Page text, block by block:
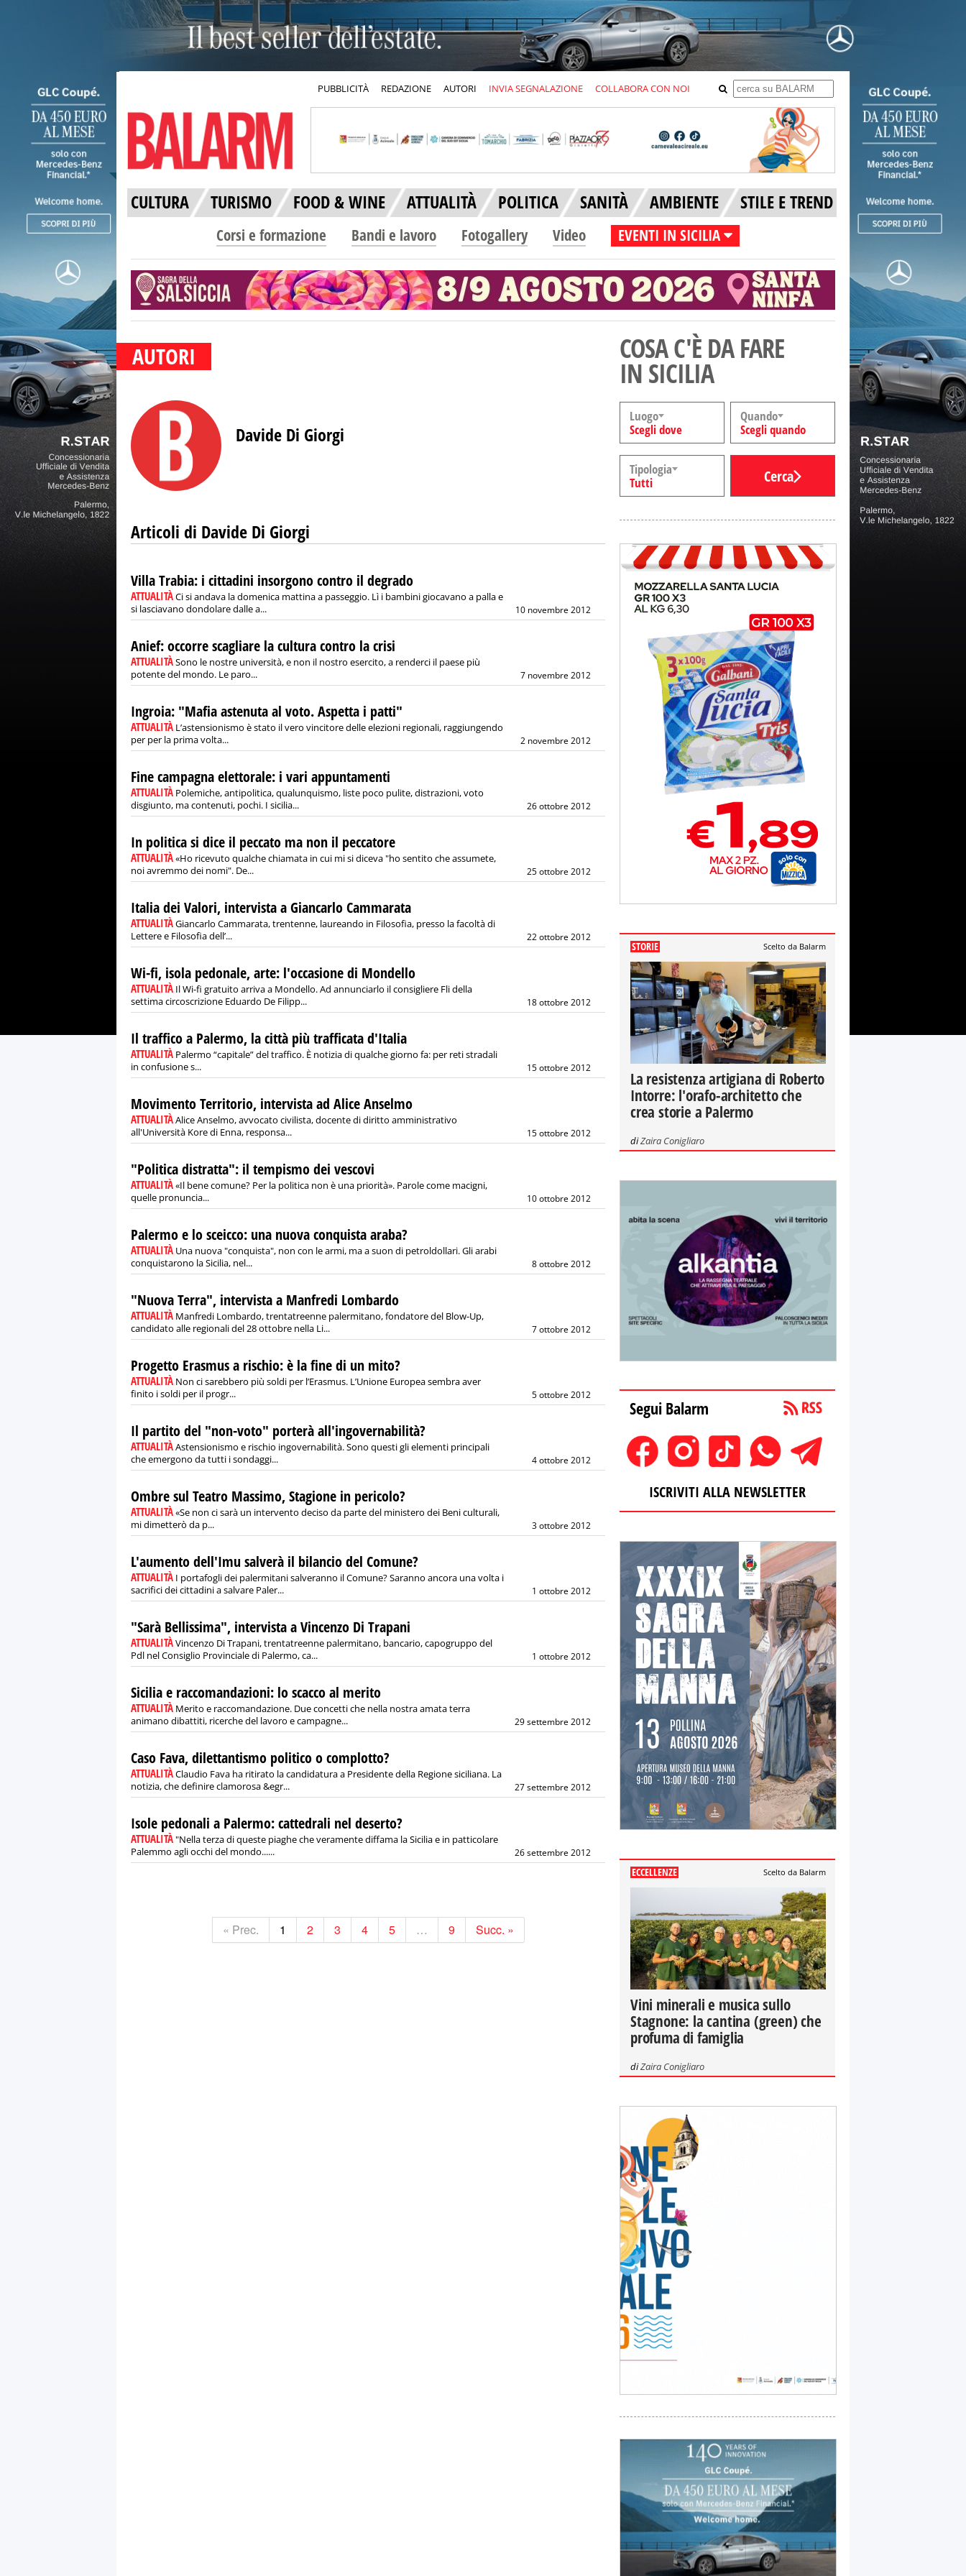
PUBBLICITÀ REDAZIONE AUTORI INVIA SEGNALAZIONE COLLABORA CON NOI
CULTURA TURISMO FOOD & WINE ATTUALITÀ POLITICA SANITÀ AMBIENTE STILE E TREND
Corsi e formazione Bandi e lavoro Fotogallery Video EVENTI IN SICILIA
AUTORI
Davide Di Giorgi
Articoli di Davide Di Giorgi
Villa Trabia: i cittadini insorgono contro il degrado
ATTUALITÀCi si andava la domenica mattina a passeggio. Lì i bambini giocavano a palla e
si lasciavano dondolare dalle a...
10 novembre 2012
Anief: occorre scagliare la cultura contro la crisi
ATTUALITÀSono le nostre università, e non il nostro esercito, a renderci il paese più
potente del mondo. Le paro...
7 novembre 2012
Ingroia: "Mafia astenuta al voto. Aspetta i patti"
ATTUALITÀ L’astensionismo è stato il vero vincitore delle elezioni regionali, raggiungendo
per per la prima volta...
2 novembre 2012
Fine campagna elettorale: i vari appuntamenti
ATTUALITÀ Polemiche, antipolitica, qualunquismo, liste poco pulite, distrazioni, voto
disgiunto, ma contenuti, pochi. I sicilia...
26 ottobre 2012
In politica si dice il peccato ma non il peccatore
ATTUALITÀ«Ho ricevuto qualche chiamata in cui mi si diceva "ho sentito che assumete,
noi avremmo dei nomi". De...
25 ottobre 2012
Italia dei Valori, intervista a Giancarlo Cammarata
ATTUALITÀGiancarlo Cammarata, trentenne, laureando in Filosofia, presso la facoltà di
Lettere e Filosofia dell’...
22 ottobre 2012
Wi-fi, isola pedonale, arte: l'occasione di Mondello
ATTUALITÀ Il Wi-fi gratuito arriva a Mondello. Ad annunciarlo il consigliere Fli della
settima circoscrizione Eduardo De Filipp...
18 ottobre 2012
Il traffico a Palermo, la città più trafficata d'Italia
ATTUALITÀ Palermo “capitale” del traffico. È notizia di qualche giorno fa: per reti stradali
in confusione s...
15 ottobre 2012
Movimento Territorio, intervista ad Alice Anselmo
ATTUALITÀAlice Anselmo, avvocato civilista, docente di diritto amministrativo
all'Università Kore di Enna, responsa...
15 ottobre 2012
"Politica distratta": il tempismo dei vescovi
ATTUALITÀ«Il bene comune? Per la politica non è una priorità». Parole come macigni,
quelle pronuncia...
10 ottobre 2012
Palermo e lo sceicco: una nuova conquista araba?
ATTUALITÀ Una nuova "conquista", non con le armi, ma a suon di petroldollari. Gli arabi
conquistarono la Sicilia, nel...
8 ottobre 2012
"Nuova Terra", intervista a Manfredi Lombardo
ATTUALITÀ Manfredi Lombardo, trentatreenne palermitano, fondatore del Blow-Up,
candidato alle regionali del 28 ottobre nella Li...
7 ottobre 2012
Progetto Erasmus a rischio: è la fine di un mito?
ATTUALITÀ Non ci sarebbero più soldi per l’Erasmus. L’Unione Europea sembra aver
finito i soldi per il progr...
5 ottobre 2012
Il partito del "non-voto" porterà all'ingovernabilità?
ATTUALITÀAstensionismo e rischio ingovernabilità. Sono questi gli elementi principali
che emergono da tutti i sondaggi...
4 ottobre 2012
Ombre sul Teatro Massimo, Stagione in pericolo?
ATTUALITÀ«Se non ci sarà un intervento deciso da parte del ministero dei Beni culturali,
mi dimetterò da p...
3 ottobre 2012
L'aumento dell'Imu salverà il bilancio del Comune?
ATTUALITÀ I portafogli dei palermitani salveranno il Comune? Saranno ancora una volta i
sacrifici dei cittadini a salvare Paler...
1 ottobre 2012
"Sarà Bellissima", intervista a Vincenzo Di Trapani
ATTUALITÀVincenzo Di Trapani, trentatreenne palermitano, bancario, capogruppo del
Pdl nel Consiglio Provinciale di Palermo, ca...
1 ottobre 2012
Sicilia e raccomandazioni: lo scacco al merito
ATTUALITÀ Merito e raccomandazione. Due concetti che nella nostra amata terra
animano dibattiti, ricerche del lavoro e campagne...
29 settembre 2012
Caso Fava, dilettantismo politico o complotto?
ATTUALITÀClaudio Fava ha ritirato la candidatura a Presidente della Regione siciliana. La
notizia, che definire clamorosa &egr...
27 settembre 2012
Isole pedonali a Palermo: cattedrali nel deserto?
ATTUALITÀ"Nella terza di queste piaghe che veramente diffama la Sicilia e in patticolare
Palemmo agli occhi del mondo......
26 settembre 2012
« Prec. 1 2 3 4 5 … 9 Succ. »
COSA C'È DA FARE
IN SICILIA
Luogo
Scegli dove
Quando
Scegli quando
Tipologia
Tutti
Cerca
STORIE Scelto da Balarm
La resistenza artigiana di Roberto
Intorre: l'orafo-architetto che
crea storie a Palermo
diZaira Conigliaro
Segui Balarm
ISCRIVITI ALLA NEWSLETTER
ECCELLENZE Scelto da Balarm
Vini minerali e musica sullo
Stagnone: la cantina (green) che
profuma di famiglia
diZaira Conigliaro